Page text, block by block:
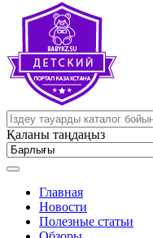
Қаланы таңдаңыз
Главная
Новости
Полезные статьи